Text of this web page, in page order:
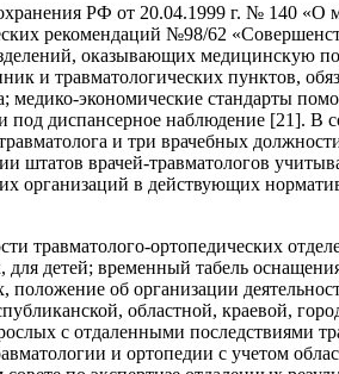
РФ от 20.04.1999 г. № 140 «О
рекомендаций №98/62
оказывающих медицинскую
и травматологических пунктов,
медико-экономические стандарты
диспансерное наблюдение [21]. В
и три врачебных
врачей-травматологов
в действующих
травматолого-ортопедических
детей; временный табель
об организации
областной, краевой,
с отдаленными последствиями
и ортопедии с учетом